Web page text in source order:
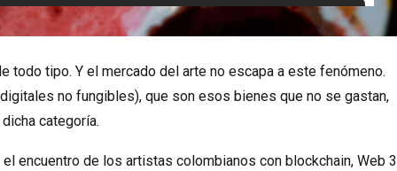
tipo. Y el mercado del arte no escapa a este fenómeno.
no fungibles), que son esos bienes que no se gastan,
categoría.
encuentro de los artistas colombianos con blockchain, Web 3